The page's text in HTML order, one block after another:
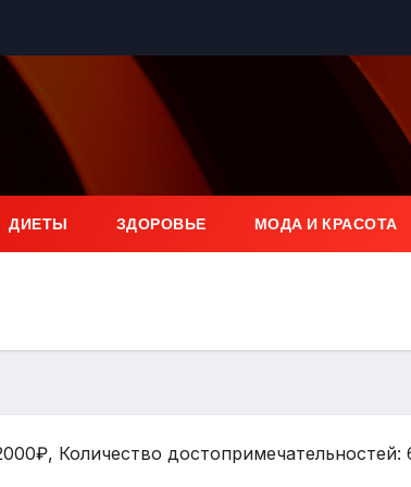
ДИЕТЫ ЗДОРОВЬЕ МОДА И КРАСОТА
Количество достопримечательностей: